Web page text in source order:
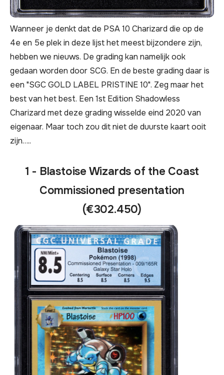
Wanneer je denkt dat de PSA 10 Charizard die op de
4e en 5e plek in deze lijst het meest bijzondere zijn,
hebben we nieuws. De grading kan namelijk ook
gedaan worden door SCG. En de beste grading daar is
een "SGC GOLD LABEL PRISTINE 10". Zeg maar het
best van het best. Een 1st Edition Shadowless
Charizard met deze grading wisselde eind 2020 van
eigenaar. Maar toch zou dit niet de duurste kaart ooit
zijn…..
1 - Blastoise Wizards of the Coast
Commissioned presentation
(€302.450)